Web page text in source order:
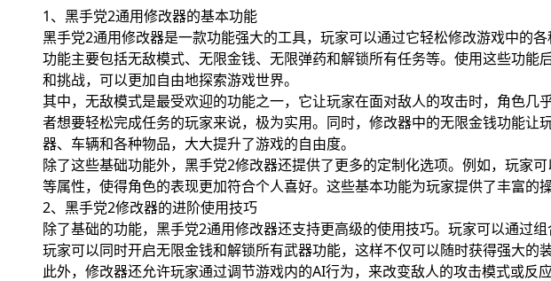
1、黑手党2通用修改器的基本功能
黑手党2通用修改器是一款功能强大的工具，玩家可以通过它轻松修改游戏中的
功能主要包括无敌模式、无限金钱、无限弹药和解锁所有任务等。使用这些功能
和挑战，可以更加自由地探索游戏世界。
其中，无敌模式是最受欢迎的功能之一，它让玩家在面对敌人的攻击时，角色几
者想要轻松完成任务的玩家来说，极为实用。同时，修改器中的无限金钱功能让
器、车辆和各种物品，大大提升了游戏的自由度。
除了这些基础功能外，黑手党2修改器还提供了更多的定制化选项。例如，玩家
等属性，使得角色的表现更加符合个人喜好。这些基本功能为玩家提供了丰富的
2、黑手党2修改器的进阶使用技巧
除了基础的功能，黑手党2通用修改器还支持更高级的使用技巧。玩家可以通过
玩家可以同时开启无限金钱和解锁所有武器功能，这样不仅可以随时获得强大的
此外，修改器还允许玩家通过调节游戏内的AI行为，来改变敌人的攻击模式或反